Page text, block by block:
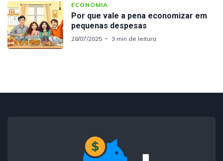
ECONOMIA
Por que vale a pena economizar em
pequenas despesas
28/07/2025 3 min de leitura